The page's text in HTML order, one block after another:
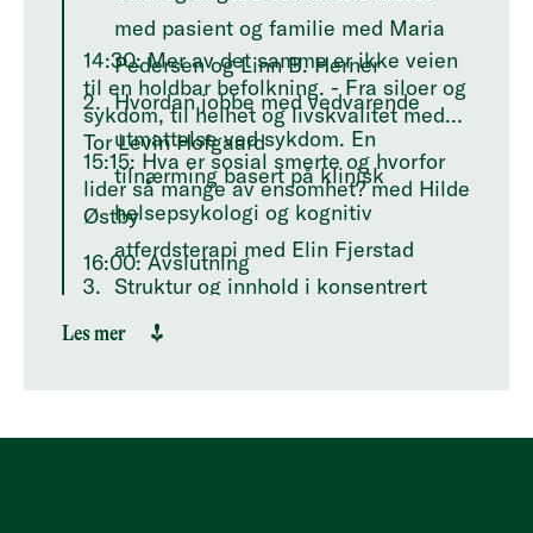
med pasient og familie med Maria
Pedersen og Linn B. Herner
Hvordan jobbe med vedvarende
utmattelse ved sykdom. En
tilnærming basert på klinisk
helsepsykologi og kognitiv
atferdsterapi med Elin Fjerstad
Struktur og innhold i konsentrert
behandling av kroniske,
Kvale og Eirik Søfteland
Veien til forståelse, og videre derfra.
14:30: Mer av det samme er ikke veien
til en holdbar befolkning. - Fra siloer og
sykdom, til helhet og livskvalitet med
Tor Levin Hofgaard
15:15: Hva er sosial smerte og hvorfor
lider så mange av ensomhet? med Hilde
Østby
16:00: Avslutning
Les mer